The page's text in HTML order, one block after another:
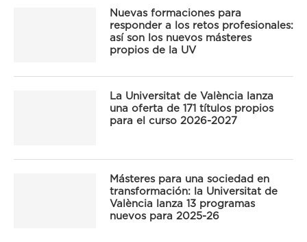
Nuevas formaciones para
responder a los retos profesionales:
así son los nuevos másteres
propios de la UV
La Universitat de València lanza
una oferta de 171 títulos propios
para el curso 2026-2027
Másteres para una sociedad en
transformación: la Universitat de
València lanza 13 programas
nuevos para 2025-26